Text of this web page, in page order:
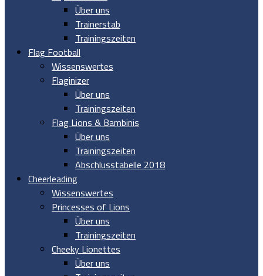
Über uns
Trainerstab
Trainingszeiten
Flag Football
Wissenswertes
Flaginizer
Über uns
Trainingszeiten
Flag Lions & Bambinis
Über uns
Trainingszeiten
Abschlusstabelle 2018
Cheerleading
Wissenswertes
Princesses of Lions
Über uns
Trainingszeiten
Cheeky Lionettes
Über uns